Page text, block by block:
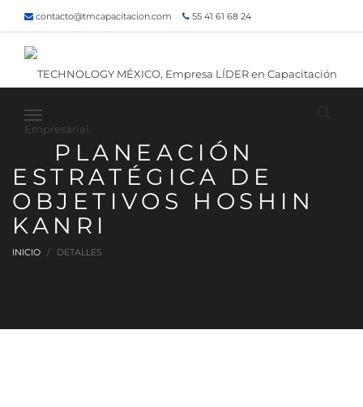
contacto@tmcapacitacion.com 55 41 61 68 24
55 47 60 80 49
Inicio ¿Quiénes somos? Contacto
¡Siguenos!
PLANEACIÓN
ESTRATÉGICA DE
OBJETIVOS HOSHIN
KANRI
INICIO DETALLES